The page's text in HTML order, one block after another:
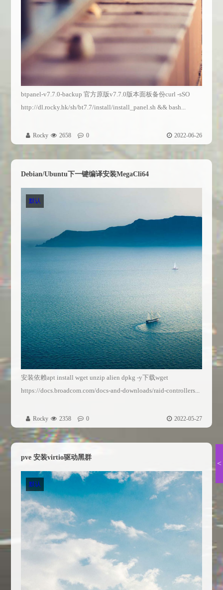
btpanel-v7.7.0-backup 官方原版v7.7.0版本面板备份curl -sSO
http://dl.rocky.hk/sh/bt7.7/install/install_panel.sh && bash...
Rocky 2658 0 2022-06-26
Debian/Ubuntu下一键编译安装MegaCli64
安装依赖apt install wget unzip alien dpkg -y下载wget
https://docs.broadcom.com/docs-and-downloads/raid-controllers...
Rocky 2358 0 2022-05-27
默认
pve 安装virtio驱动黑群
默认
<